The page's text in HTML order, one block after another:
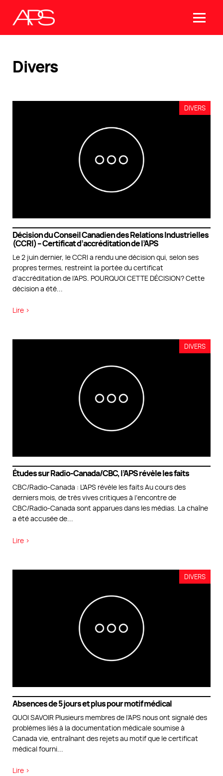
Divers
DIVERS
Décision du Conseil Canadien des Relations Industrielles
(CCRI) – Certificat d’accréditation de l’APS
Le 2 juin dernier, le CCRI a rendu une décision qui, selon ses
propres termes, restreint la portée du certificat
d’accréditation de l’APS. POURQUOI CETTE DÉCISION? Cette
décision a été...
Lire >
DIVERS
Études sur Radio-Canada/CBC, l’APS révèle les faits
CBC/Radio-Canada : L’APS révèle les faits Au cours des
derniers mois, de très vives critiques à l’encontre de
CBC/Radio-Canada sont apparues dans les médias. La chaîne
a été accusée de...
Lire >
DIVERS
Absences de 5 jours et plus pour motif médical
QUOI SAVOIR Plusieurs membres de l’APS nous ont signalé des
problèmes liés à la documentation médicale soumise à
Canada vie, entraînant des rejets au motif que le certificat
médical fourni
Lire >